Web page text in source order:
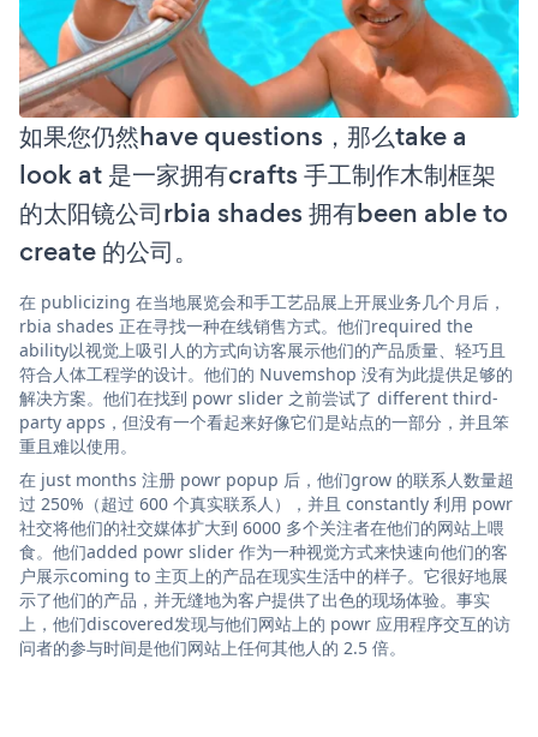
如果您仍然have questions，那么take a
look at 是一家拥有crafts 手工制作木制框架
的太阳镜公司rbia shades 拥有been able to
create 的公司。
在 publicizing 在当地展览会和手工艺品展上开展业务几个月后，
rbia shades 正在寻找一种在线销售方式。他们required the
ability以视觉上吸引人的方式向访客展示他们的产品质量、轻巧且
符合人体工程学的设计。他们的 Nuvemshop 没有为此提供足够的
解决方案。他们在找到 powr slider 之前尝试了 different third-
party apps，但没有一个看起来好像它们是站点的一部分，并且笨
重且难以使用。
在 just months 注册 powr popup 后，他们grow 的联系人数量超
过 250%（超过 600 个真实联系人），并且 constantly 利用 powr
社交将他们的社交媒体扩大到 6000 多个关注者在他们的网站上喂
食。他们added powr slider 作为一种视觉方式来快速向他们的客
户展示coming to 主页上的产品在现实生活中的样子。它很好地展
示了他们的产品，并无缝地为客户提供了出色的现场体验。事实
上，他们discovered发现与他们网站上的 powr 应用程序交互的访
问者的参与时间是他们网站上任何其他人的 2.5 倍。